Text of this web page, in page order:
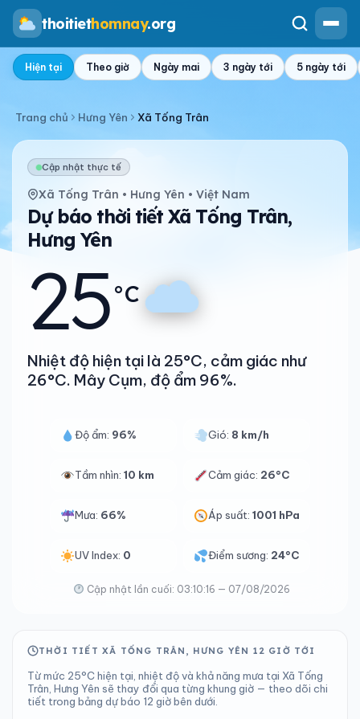
thoitiethomnay.org
Hiện tại Theo giờ Ngày mai 3 ngày tới 5 ngày tới
Trang chủ Hưng Yên Xã Tống Trân
Cập nhật thực tế
Xã Tống Trân • Hưng Yên • Việt Nam
Dự báo thời tiết Xã Tống Trân,
Hưng Yên
25°C
Nhiệt độ hiện tại là 25°C, cảm giác như
26°C. Mây Cụm, độ ẩm 96%.
Độ ẩm: 96% Gió: 8 km/h
Tầm nhìn: 10 km Cảm giác: 26°C
Mưa: 66% Áp suất:1001 hPa
UV Index: 0 Điểm sương: 24°C
Cập nhật lần cuối: 03:10:16 — 07/08/2026
THỜI TIẾT XÃ TỐNG TRÂN, HƯNG YÊN 12 GIỜ TỚI
Từ mức 25°C hiện tại, nhiệt độ và khả năng mưa tại Xã Tống
Trân, Hưng Yên sẽ thay đổi qua từng khung giờ — theo dõi chi
tiết trong bảng dự báo 12 giờ bên dưới.